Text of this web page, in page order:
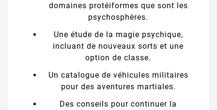
domaines protéiformes que sont les
psychosphères.
Une étude de la magie psychique,
incluant de nouveaux sorts et une
option de classe.
Un catalogue de véhicules militaires
pour des aventures martiales.
Des conseils pour continuer la